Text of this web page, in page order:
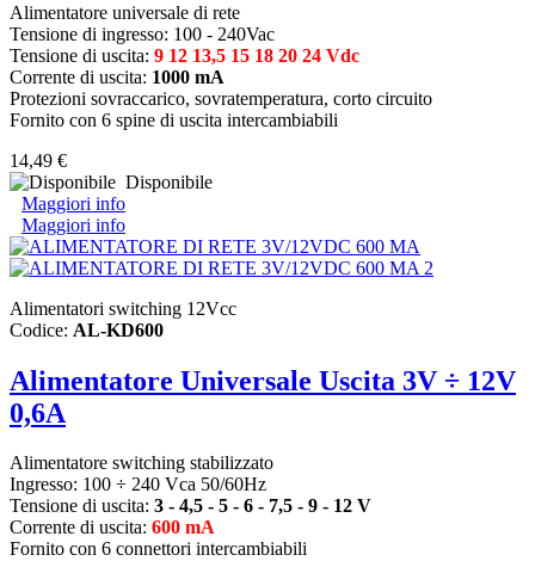
Alimentatore universale di rete
Tensione di ingresso: 100 - 240Vac
Tensione di uscita: 9 12 13,5 15 18 20 24 Vdc
Corrente di uscita: 1000 mA
Protezioni sovraccarico, sovratemperatura, corto circuito
Fornito con 6 spine di uscita intercambiabili
14,49 €
Disponibile
Maggiori info
Maggiori info
Alimentatori switching 12Vcc
Codice: AL-KD600
Alimentatore Universale Uscita 3V ÷ 12V
0,6A
Alimentatore switching stabilizzato
Ingresso: 100 ÷ 240 Vca 50/60Hz
Tensione di uscita: 3 - 4,5 - 5 - 6 - 7,5 - 9 - 12 V
Corrente di uscita: 600 mA
Fornito con 6 connettori intercambiabili